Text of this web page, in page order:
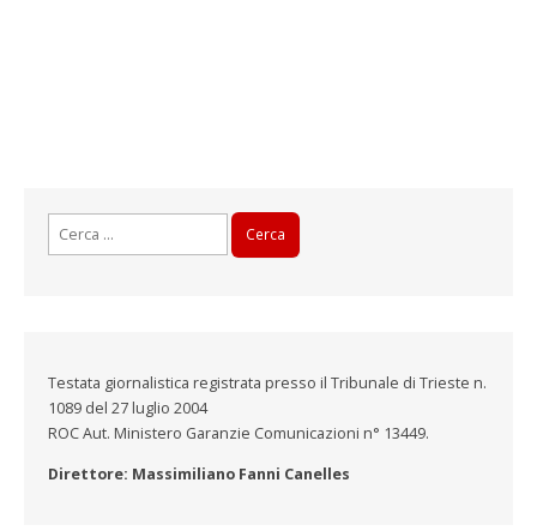
Testata giornalistica registrata presso il Tribunale di Trieste n.
1089 del 27 luglio 2004
ROC Aut. Ministero Garanzie Comunicazioni n° 13449.
Direttore: Massimiliano Fanni Canelles